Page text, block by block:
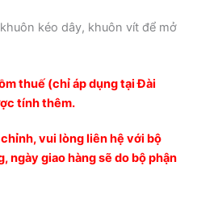
kéo dây, khuôn vít để mở
thuế (chỉ áp dụng tại Đài
tính thêm.
vui lòng liên hệ với bộ
ngày giao hàng sẽ do bộ phận